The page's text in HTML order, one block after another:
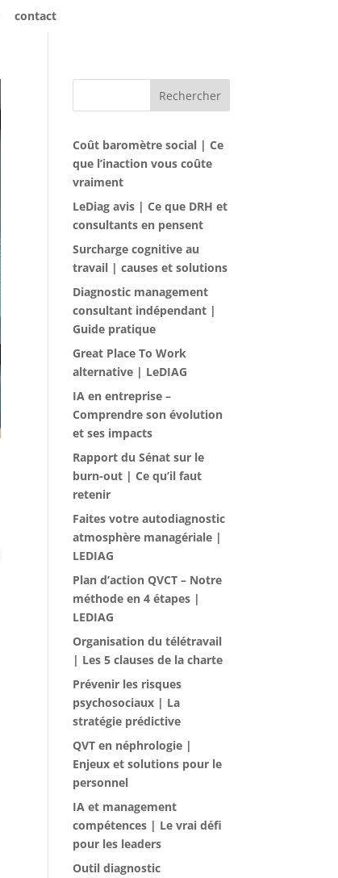
contact
Rechercher
Coût baromètre social | Ce
que l’inaction vous coûte
vraiment
LeDiag avis | Ce que DRH et
consultants en pensent
Surcharge cognitive au
travail | causes et solutions
Diagnostic management
consultant indépendant |
Guide pratique
Great Place To Work
alternative | LeDIAG
IA en entreprise –
Comprendre son évolution
et ses impacts
Rapport du Sénat sur le
burn-out | Ce qu’il faut
retenir
Faites votre autodiagnostic
atmosphère managériale |
LEDIAG
Plan d’action QVCT – Notre
méthode en 4 étapes |
LEDIAG
Organisation du télétravail
| Les 5 clauses de la charte
Prévenir les risques
psychosociaux | La
stratégie prédictive
QVT en néphrologie |
Enjeux et solutions pour le
personnel
IA et management
compétences | Le vrai défi
pour les leaders
Outil diagnostic